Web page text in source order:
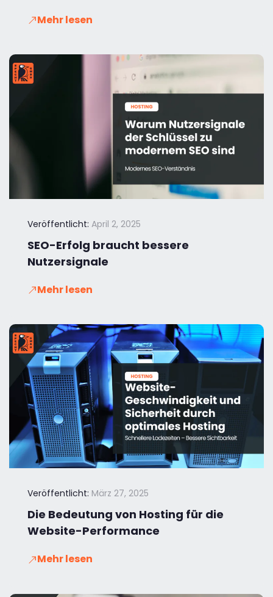
Mehr lesen
Veröffentlicht: April 2, 2025
SEO-Erfolg braucht bessere
Nutzersignale
Mehr lesen
Veröffentlicht: März 27, 2025
Die Bedeutung von Hosting für die
Website-Performance
Mehr lesen